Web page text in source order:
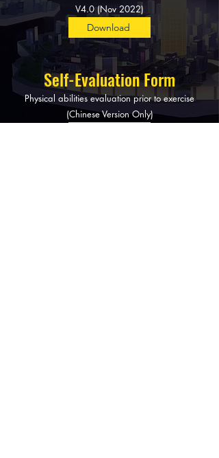
V4.0 (Nov 2022)
Download
Self-Evaluation Form
Physical abilities evaluation prior to exercise
(Chinese Version Only)